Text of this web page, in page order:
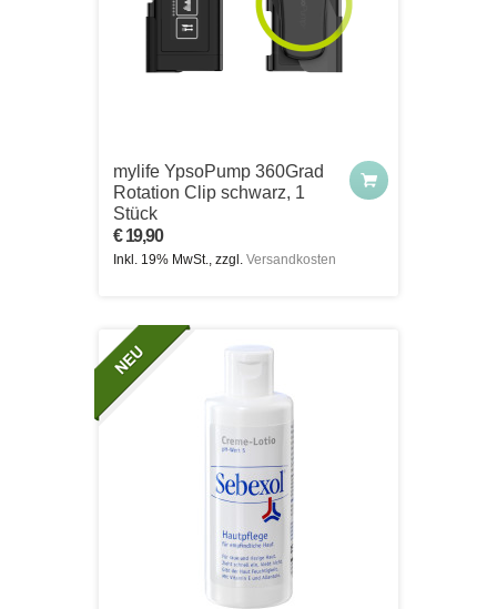
mylife YpsoPump 360Grad
Rotation Clip schwarz, 1
Stück
€ 19,90
Inkl. 19% MwSt., zzgl. Versandkosten